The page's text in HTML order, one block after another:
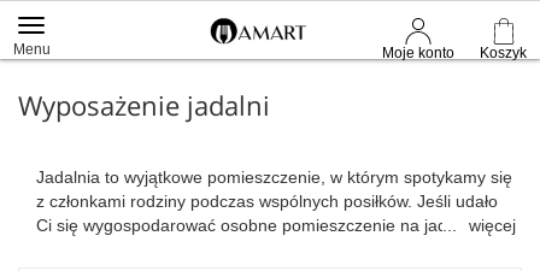
Moje konto Koszyk
Menu
Wyposażenie jadalni
Jadalnia to wyjątkowe pomieszczenie, w którym spotykamy się
z członkami rodziny podczas wspólnych posiłków. Jeśli udało
Ci się wygospodarować osobne pomieszczenie na jadalnię w
więcej